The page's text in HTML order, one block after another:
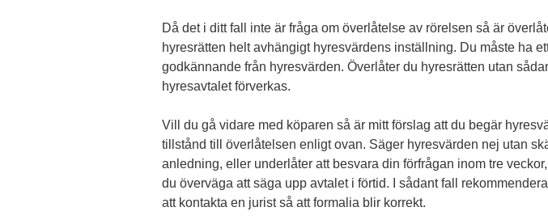
Då det i ditt fall inte är fråga om överlåtelse av rörelsen så är
hyresrätten helt avhängigt hyresvärdens inställning. Du måste ha
godkännande från hyresvärden. Överlåter du hyresrätten utan
hyresavtalet förverkas.
Vill du gå vidare med köparen så är mitt förslag att du begär
tillstånd till överlåtelsen enligt ovan. Säger hyresvärden nej utan
anledning, eller underlåter att besvara din förfrågan inom tre
du överväga att säga upp avtalet i förtid. I sådant fall
att kontakta en jurist så att formalia blir korrekt.